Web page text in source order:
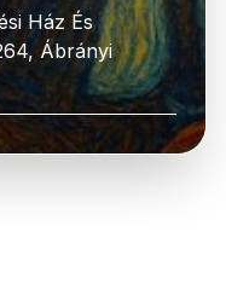
Ház És
Ábrányi